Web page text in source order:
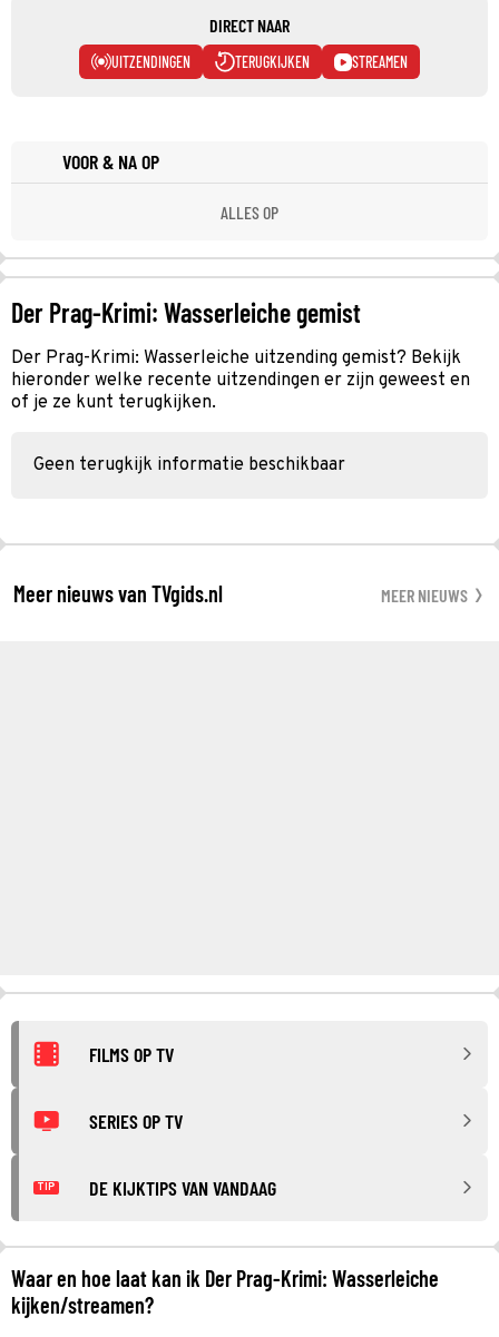
DIRECT NAAR
UITZENDINGEN TERUGKIJKEN STREAMEN
VOOR & NA OP
ALLES OP
Der Prag-Krimi: Wasserleiche gemist
Der Prag-Krimi: Wasserleiche uitzending gemist? Bekijk
hieronder welke recente uitzendingen er zijn geweest en
of je ze kunt terugkijken.
Geen terugkijk informatie beschikbaar
Meer nieuws van TVgids.nl MEER NIEUWS
FILMS OP TV
SERIES OP TV
TIP DE KIJKTIPS VAN VANDAAG
Waar en hoe laat kan ik Der Prag-Krimi: Wasserleiche
kijken/streamen?